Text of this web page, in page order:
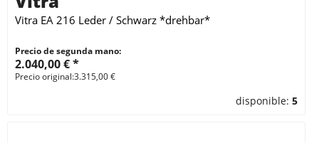
Vitra EA 216 Leder / Schwarz *drehbar*
Precio de segunda mano:
2.040,00 € *
Precio original:3.315,00 €
disponible:5